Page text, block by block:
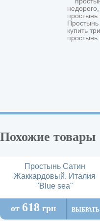
Похожие товары
Простынь Сатин
Жаккардовый. Италия
"Blue sea"
от 618 грн ВЫБРАТЬ